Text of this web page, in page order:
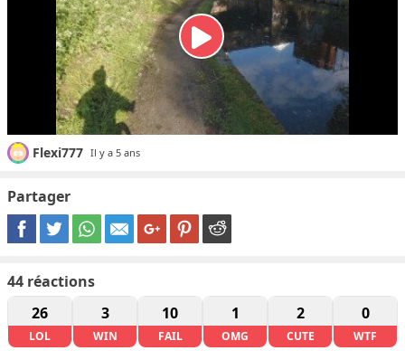
Flexi777 Il y a 5 ans
Partager
44 réactions
26
LOL
3
WIN
10
FAIL
1
OMG
2
CUTE
0
WTF